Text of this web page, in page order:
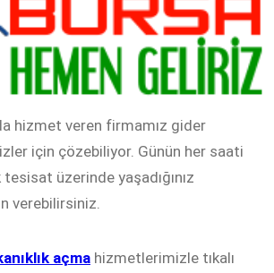
hizmet veren firmamız gider
için çözebiliyor. Günün her saati
üzerinde yaşadığınız
verebilirsiniz.
açma hizmetlerimizle tıkalı